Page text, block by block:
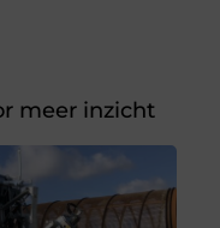
meer inzicht